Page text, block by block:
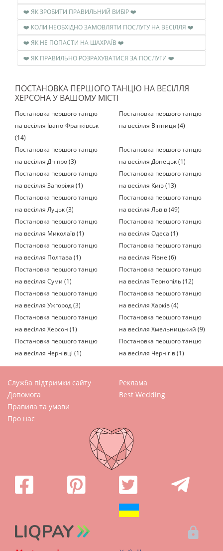
❤️ ЯК ЗРОБИТИ ПРАВИЛЬНИЙ ВИБІР ❤️
❤️ КОЛИ НЕОБХІДНО ЗАМОВЛЯТИ ПОСЛУГУ НА ВЕСІЛЛЯ ❤️
❤️ ЯК НЕ ПОПАСТИ НА ШАХРАЇВ ❤️
❤️ ЯК ПРАВИЛЬНО РОЗРАХУВАТИСЯ ЗА ПОСЛУГИ ❤️
ПОСТАНОВКА ПЕРШОГО ТАНЦЮ НА ВЕСІЛЛЯ
ХЕРСОНА У ВАШОМУ МІСТІ
Постановка першого танцю
на весілля Івано-Франківськ
(14)
Постановка першого танцю
на весілля Вінниця (4)
Постановка першого танцю
на весілля Дніпро (3)
Постановка першого танцю
на весілля Донецьк (1)
Постановка першого танцю
на весілля Запоріжя (1)
Постановка першого танцю
на весілля Київ (13)
Постановка першого танцю
на весілля Луцьк (3)
Постановка першого танцю
на весілля Львів (49)
Постановка першого танцю
на весілля Миколаїв (1)
Постановка першого танцю
на весілля Одеса (1)
Постановка першого танцю
на весілля Полтава (1)
Постановка першого танцю
на весілля Рівне (6)
Постановка першого танцю
на весілля Суми (1)
Постановка першого танцю
на весілля Тернопіль (12)
Постановка першого танцю
на весілля Ужгород (3)
Постановка першого танцю
на весілля Харків (4)
Постановка першого танцю
на весілля Херсон (1)
Постановка першого танцю
на весілля Хмельницький (9)
Постановка першого танцю
на весілля Чернівці (1)
Постановка першого танцю
на весілля Чернігів (1)
Служба підтримки сайту
Допомога
Правила та умови
Про нас
Реклама
Best Wedding